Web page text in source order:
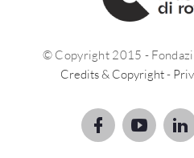
© Copyright 2015 -
Credits & Copyright-